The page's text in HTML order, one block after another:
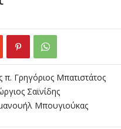
Γρηγόριος Μπατιστάτος
Σαϊνίδης
Μπουγιούκας